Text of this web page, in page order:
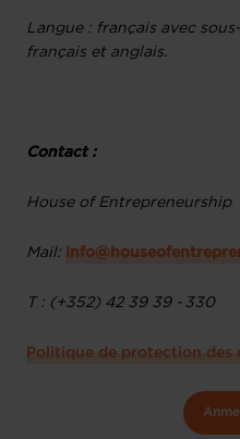
Langue : français avec
français et anglais.
Contact :
House of Entrepreneurship
Mail:
T : (+352) 42 39 39 - 330
Politique de protection des